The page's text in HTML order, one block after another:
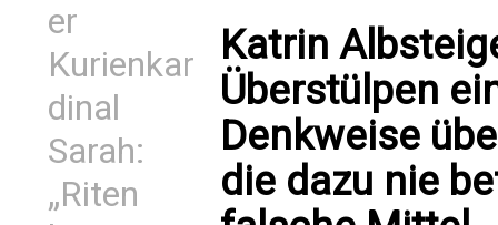
er
Kurienkar
dinal
Sarah:
„Riten
Katrin
Überstülpen
Denkweise
die dazu nie